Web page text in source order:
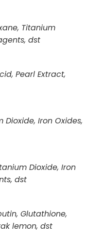
Titanium
dst
Pearl Extract,
Iron Oxides,
Dioxide, Iron
dst
Glutathione,
lemon, dst